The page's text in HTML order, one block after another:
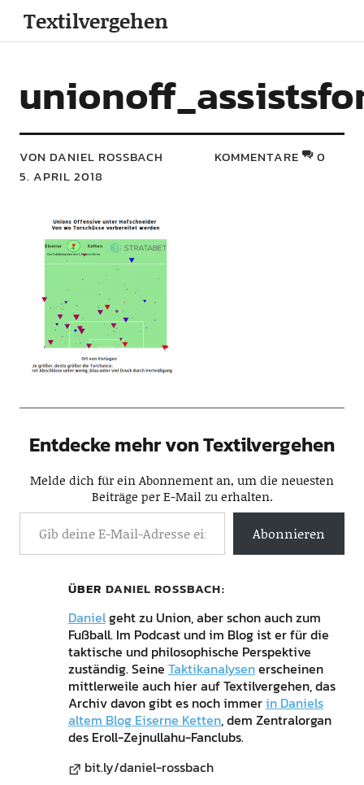
Textilvergehen
VON DANIEL ROSSBACH
5. APRIL 2018
KOMMENTARE 0
Entdecke mehr von Textilvergehen
Melde dich für ein Abonnement an, um die neuesten
Beiträge per E-Mail zu erhalten.
Abonnieren
ÜBER DANIEL ROSSBACH
Danielgeht zu Union, aber schon auch zum
Fußball. Im Podcast und im Blog ist er für die
taktische und philosophische Perspektive
zuständig. Seine Taktikanalysenerscheinen
mittlerweile auch hier auf Textilvergehen, das
Archiv davon gibt es noch immerin Daniels
altem Blog Eiserne Ketten, dem Zentralorgan
des Eroll-Zejnullahu-Fanclubs.
bit.ly/daniel-rossbach